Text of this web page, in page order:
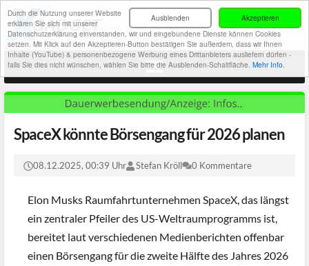
Akzeptieren
Ausblenden
Durch die Nutzung unserer Website
erklären Sie sich mit unserer
Datenschutzerklärung einverstanden, wir und eingebundene Dienste können Cookies
setzen. Mit Klick auf den Akzeptieren-Button bestätigen Sie außerdem, dass wir Ihnen
Inhalte (YouTube) & personenbezogene Werbung eines Drittanbieters ausliefern dürfen -
falls Sie dies nicht wünschen, wählen Sie bitte die Ausblenden-Schaltfläche. Mehr Info.
SpaceX könnte Börsengang für 2026 planen
08.12.2025, 00:39 Uhr Stefan Kröll 0 Kommentare
Elon Musks Raumfahrtunternehmen SpaceX, das längst
ein zentraler Pfeiler des US-Weltraumprogramms ist,
bereitet laut verschiedenen Medienberichten offenbar
einen Börsengang für die zweite Hälfte des Jahres 2026